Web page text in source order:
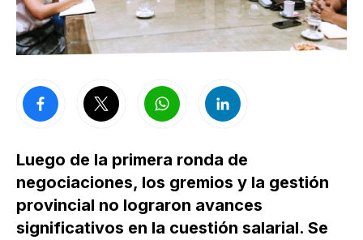
Luego de la primera ronda de
negociaciones, los gremios y la gestión
provincial no lograron avances
significativos en la cuestión salarial. Se